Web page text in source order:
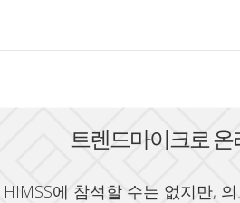
트렌드마이크로 온
HIMSS에 참석할 수는 없지만,